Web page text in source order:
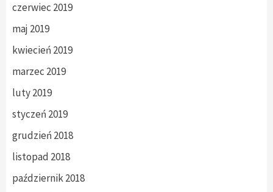
czerwiec 2019
maj 2019
kwiecień 2019
marzec 2019
luty 2019
styczeń 2019
grudzień 2018
listopad 2018
październik 2018